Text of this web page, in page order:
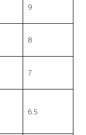
9
8
7
6.5